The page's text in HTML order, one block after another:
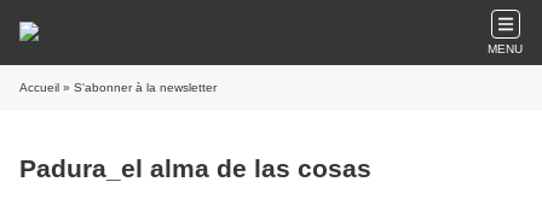
MENU
Accueil » S'abonner à la newsletter
Padura_el alma de las cosas